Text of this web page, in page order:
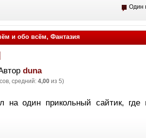
Один
и обо всём, Фантазия
duna
средний: 4,00 из 5)
на один прикольный сайтик, где